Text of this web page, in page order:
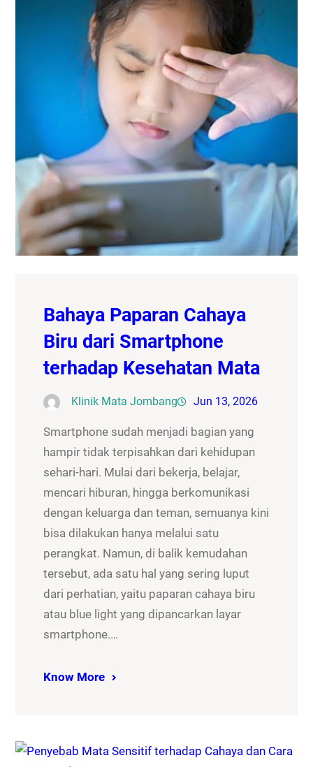
Bahaya Paparan Cahaya
Biru dari Smartphone
terhadap Kesehatan Mata
Klinik Mata Jombang Jun 13, 2026
Smartphone sudah menjadi bagian yang
hampir tidak terpisahkan dari kehidupan
sehari-hari. Mulai dari bekerja, belajar,
mencari hiburan, hingga berkomunikasi
dengan keluarga dan teman, semuanya kini
bisa dilakukan hanya melalui satu
perangkat. Namun, di balik kemudahan
tersebut, ada satu hal yang sering luput
dari perhatian, yaitu paparan cahaya biru
atau blue light yang dipancarkan layar
smartphone.…
Know More